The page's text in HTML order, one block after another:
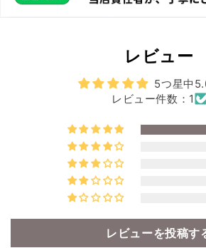
レビュー
5つ星中
レビュー件数：1
レビューを投稿す